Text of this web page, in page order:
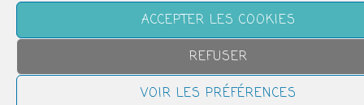
ACCEPTER LES COOKIES
REFUSER
VOIR LES PRÉFÉRENCES
Bouts